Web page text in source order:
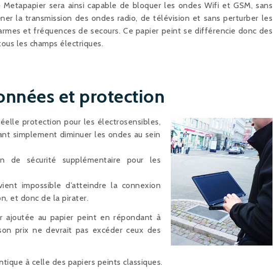
Metapapier sera ainsi capable de bloquer les ondes Wifi et GSM, sans
la transmission des ondes radio, de télévision et sans perturber les
et fréquences de secours. Ce papier peint se différencie donc des
les champs électriques.
et protection
protection pour les électrosensibles,
simplement diminuer les ondes au sein
de sécurité supplémentaire pour les
impossible d’atteindre la connexion
et donc de la pirater.
ajoutée au papier peint en répondant à
prix ne devrait pas excéder ceux des
à celle des papiers peints classiques.